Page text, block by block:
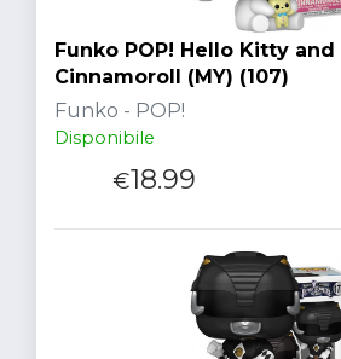
Funko POP! Hello Kitty and
Cinnamoroll (MY) (107)
Funko - POP!
Disponibile
€18.99